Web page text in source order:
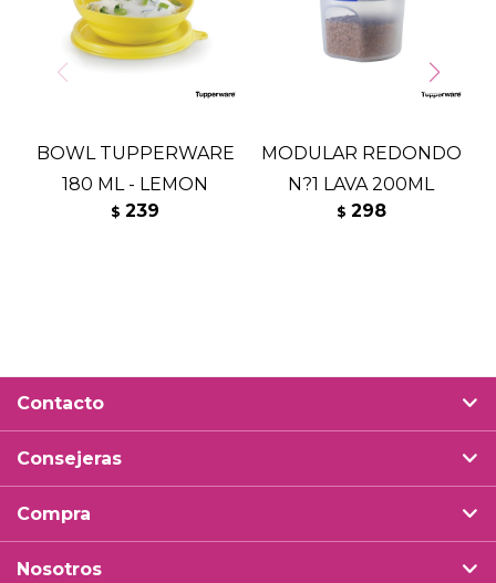
BOWL TUPPERWARE
180 ML - LEMON
$ 239
MODULAR REDONDO
N?1 LAVA 200ML
$ 298
Contacto
Consejeras
Compra
Nosotros